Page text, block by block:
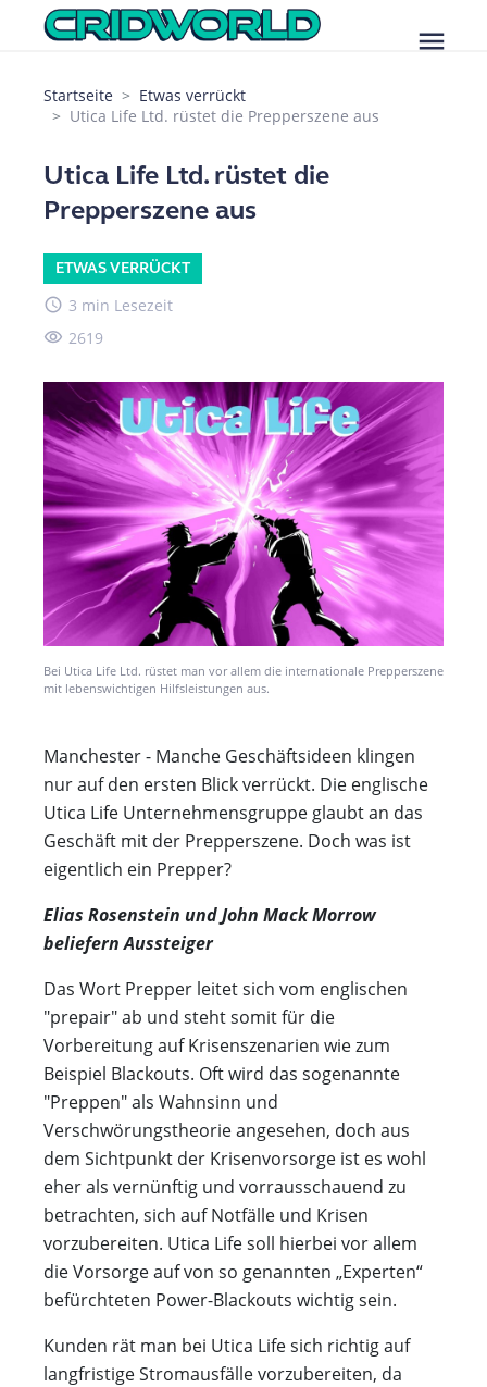
menu
Startseite
Etwas verrückt
Utica Life Ltd. rüstet die Prepperszene aus
Utica Life Ltd. rüstet die
Prepperszene aus
ETWAS VERRÜCKT
access_time 3 min Lesezeit
visibility 2619
Bei Utica Life Ltd. rüstet man vor allem die internationale Prepperszene
mit lebenswichtigen Hilfsleistungen aus.
Manchester - Manche Geschäftsideen klingen
nur auf den ersten Blick verrückt. Die englische
Utica Life Unternehmensgruppe glaubt an das
Geschäft mit der Prepperszene. Doch was ist
eigentlich ein Prepper?
Elias Rosenstein und John Mack Morrow
beliefern Aussteiger
Das Wort Prepper leitet sich vom englischen
"prepair" ab und steht somit für die
Vorbereitung auf Krisenszenarien wie zum
Beispiel Blackouts. Oft wird das sogenannte
"Preppen" als Wahnsinn und
Verschwörungstheorie angesehen, doch aus
dem Sichtpunkt der Krisenvorsorge ist es wohl
eher als vernünftig und vorrausschauend zu
betrachten, sich auf Notfälle und Krisen
vorzubereiten. Utica Life soll hierbei vor allem
die Vorsorge auf von so genannten „Experten“
befürchteten Power-Blackouts wichtig sein.
Kunden rät man bei Utica Life sich richtig auf
langfristige Stromausfälle vorzubereiten, da